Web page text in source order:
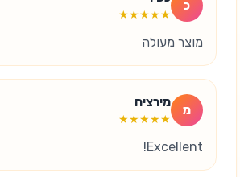
כ
★★★★★
מוצר מעולה
מ
מירציה
★★★★★
Excellent!